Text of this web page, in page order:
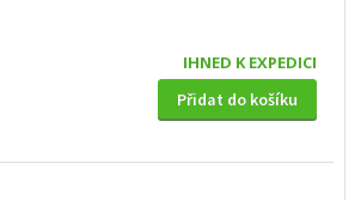
IHNED K EXPEDICI
Přidat do košíku